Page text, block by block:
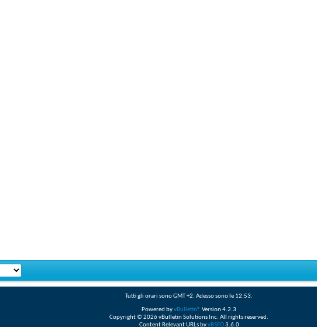
Tutti gli orari sono GMT +2. Adesso sono le 12:53.
Powered byvBulletin® Version 4.2.3
Copyright © 2026 vBulletin Solutions Inc. All rights reserved.
Content Relevant URLs byvBSEO3.6.0